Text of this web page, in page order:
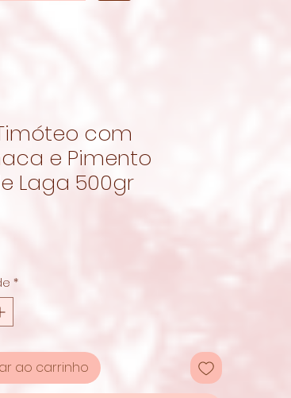
com
e Pimento
Laga 500gr
*
ao carrinho